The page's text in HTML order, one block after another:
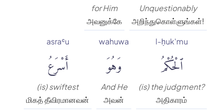
Unquestionably
அறிந்துகொள்ளுங்கள்!
for Him
அவனுக்கே
l-ḥuk'mu
ٱلْحُكْمُ
(is) the judgment?
அதிகாரம்
wahuwa
وَهُوَ
And He
அவன்
asraʿu
أَسْرَعُ
(is) swiftest
மிகத் தீவிரமானவன்